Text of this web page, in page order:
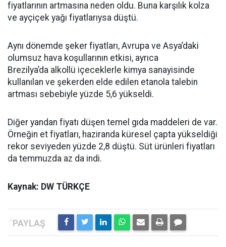
fiyatlarının artmasına neden oldu. Buna karşılık kolza
ve ayçiçek yağı fiyatlarıysa düştü.
Aynı dönemde şeker fiyatları, Avrupa ve Asya’daki
olumsuz hava koşullarının etkisi, ayrıca
Brezilya’da alkollü içeceklerle kimya sanayisinde
kullanılan ve şekerden elde edilen etanola talebin
artması sebebiyle yüzde 5,6 yükseldi.
Diğer yandan fiyatı düşen temel gıda maddeleri de var.
Örneğin et fiyatları, haziranda küresel çapta yükseldiği
rekor seviyeden yüzde 2,8 düştü. Süt ürünleri fiyatları
da temmuzda az da indi.
Kaynak: DW TÜRKÇE